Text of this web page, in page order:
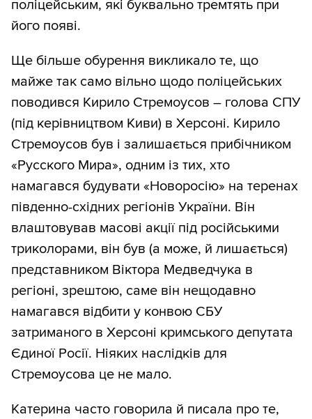
поліцейським, які буквально тремтять при
його появі.
Ще більше обурення викликало те, що
майже так само вільно щодо поліцейських
поводився Кирило Стремоусов – голова СПУ
(під керівництвом Киви) в Херсоні. Кирило
Стремоусов був і залишається прибічником
«Русского Мира», одним із тих, хто
намагався будувати «Новоросію» на теренах
південно-східних регіонів України. Він
влаштовував масові акції під російськими
триколорами, він був (а може, й лишається)
представником Віктора Медведчука в
регіоні, зрештою, саме він нещодавно
намагався відбити у конвою СБУ
затриманого в Херсоні кримського депутата
Єдиної Росії. Ніяких наслідків для
Стремоусова це не мало.
Катерина часто говорила й писала про те,